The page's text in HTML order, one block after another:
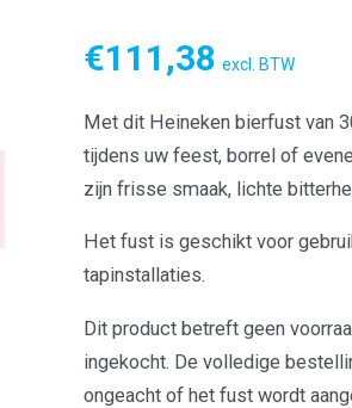
€111,38 excl. BTW
Met dit Heineken bierfust van
tijdens uw feest, borrel of
zijn frisse smaak, lichte
Het fust is geschikt voor
tapinstallaties.
Dit product betreft geen
ingekocht. De volledige
ongeacht of het fust wordt